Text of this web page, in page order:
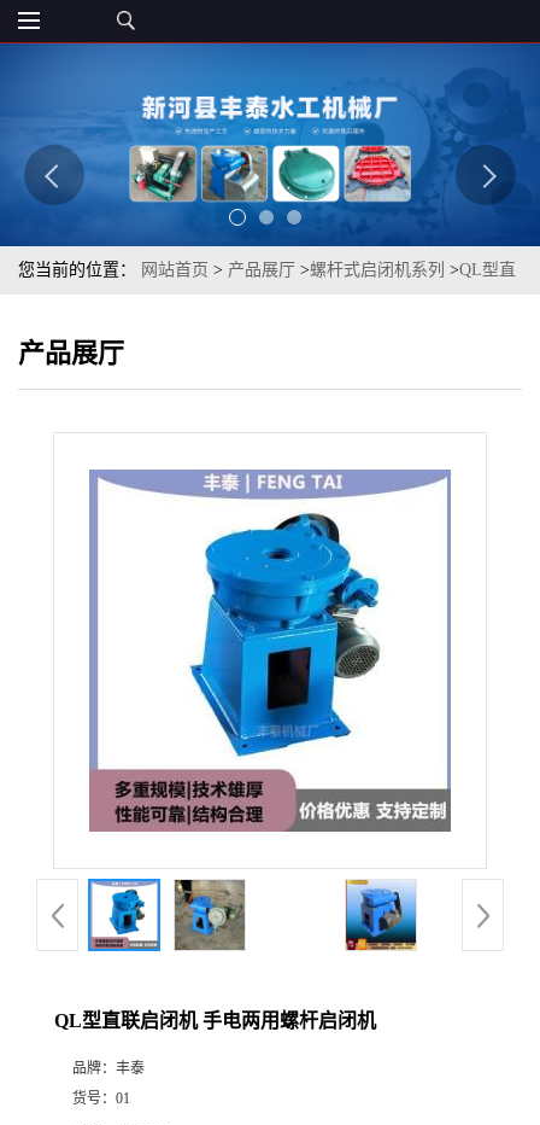
您当前的位置： 网站首页 > 产品展厅 >螺杆式启闭机系列 >QL型直
产品展厅
QL型直联启闭机 手电两用螺杆启闭机
品牌： 丰泰
货号： 01